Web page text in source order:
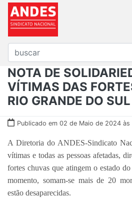
NOTA DE
VÍTIMAS DAS
RIO GRANDE DO SUL
Publicado em 02 de Maio de 2024 às
A Diretoria do ANDES-Sindicato
vítimas e todas as pessoas afetadas,
fortes chuvas que atingem o estado
momento, somam-se mais de 20
estão desaparecidas.